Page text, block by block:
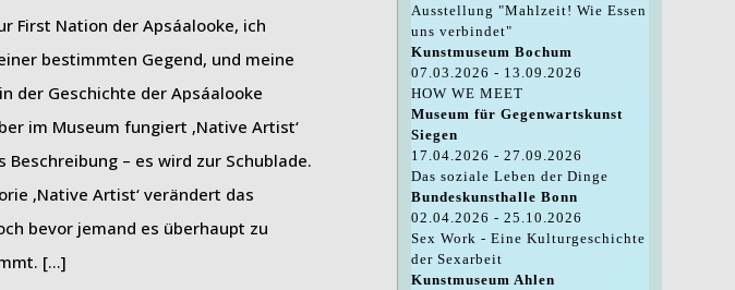
First Nation der Apsáalooke, ich
bestimmten Gegend, und meine
der Geschichte der Apsáalooke
im Museum fungiert ‚Native Artist‘
Beschreibung – es wird zur Schublade.
‚Native Artist‘ verändert das
bevor jemand es überhaupt zu
[…]
Ausstellung "Mahlzeit! Wie Essen
uns verbindet"
Kunstmuseum Bochum
07.03.2026 - 13.09.2026
HOW WE MEET
Museum für Gegenwartskunst
Siegen
17.04.2026 - 27.09.2026
Das soziale Leben der Dinge
Bundeskunsthalle Bonn
02.04.2026 - 25.10.2026
Sex Work - Eine Kulturgeschichte
der Sexarbeit
Kunstmuseum Ahlen